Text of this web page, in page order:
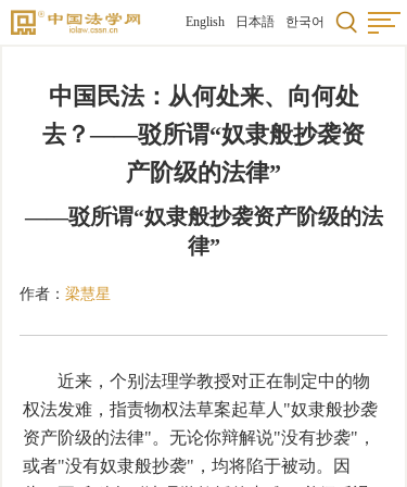
English 日本語 한국어
中国民法：从何处来、向何处
去？――驳所谓“奴隶般抄袭资
产阶级的法律”
――驳所谓“奴隶般抄袭资产阶级的法
律”
作者： 梁慧星
近来，个别法理学教授对正在制定中的物
权法发难，指责物权法草案起草人"奴隶般抄袭
资产阶级的法律"。无论你辩解说"没有抄袭"，
或者"没有奴隶般抄袭"，均将陷于被动。因